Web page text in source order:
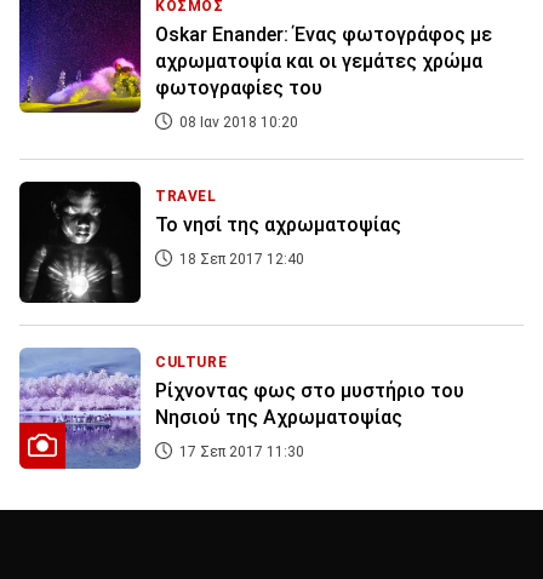
ΚΟΣΜΟΣ
Oskar Enander: Ένας φωτογράφος με
αχρωματοψία και οι γεμάτες χρώμα
φωτογραφίες του
08 Ιαν 2018 10:20
TRAVEL
Το νησί της αχρωματοψίας
18 Σεπ 2017 12:40
CULTURE
Ρίχνοντας φως στο μυστήριο του
Νησιού της Αχρωματοψίας
17 Σεπ 2017 11:30